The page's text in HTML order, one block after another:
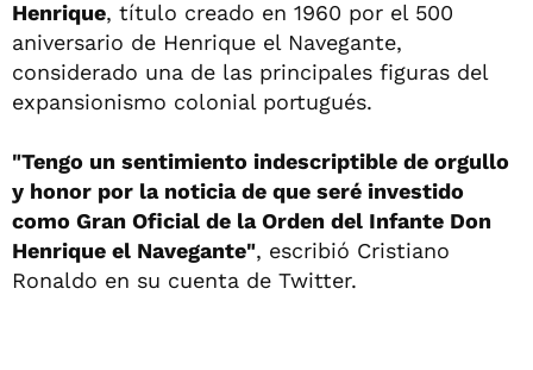
Henrique, título creado en 1960 por el 500
aniversario de Henrique el Navegante,
considerado una de las principales figuras del
expansionismo colonial portugués.
"Tengo un sentimiento indescriptible de orgullo
y honor por la noticia de que seré investido
como Gran Oficial de la Orden del Infante Don
Henrique el Navegante", escribió Cristiano
Ronaldo en su cuenta de Twitter.